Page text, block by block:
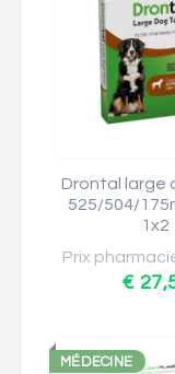
Drontal large
525/504/
1x2
Prix
€
MÉDECINE